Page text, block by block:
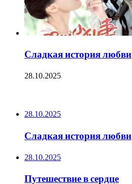
Сладкая история любви
28.10.2025
28.10.2025
Сладкая история любви
28.10.2025
Путешествие в сердце